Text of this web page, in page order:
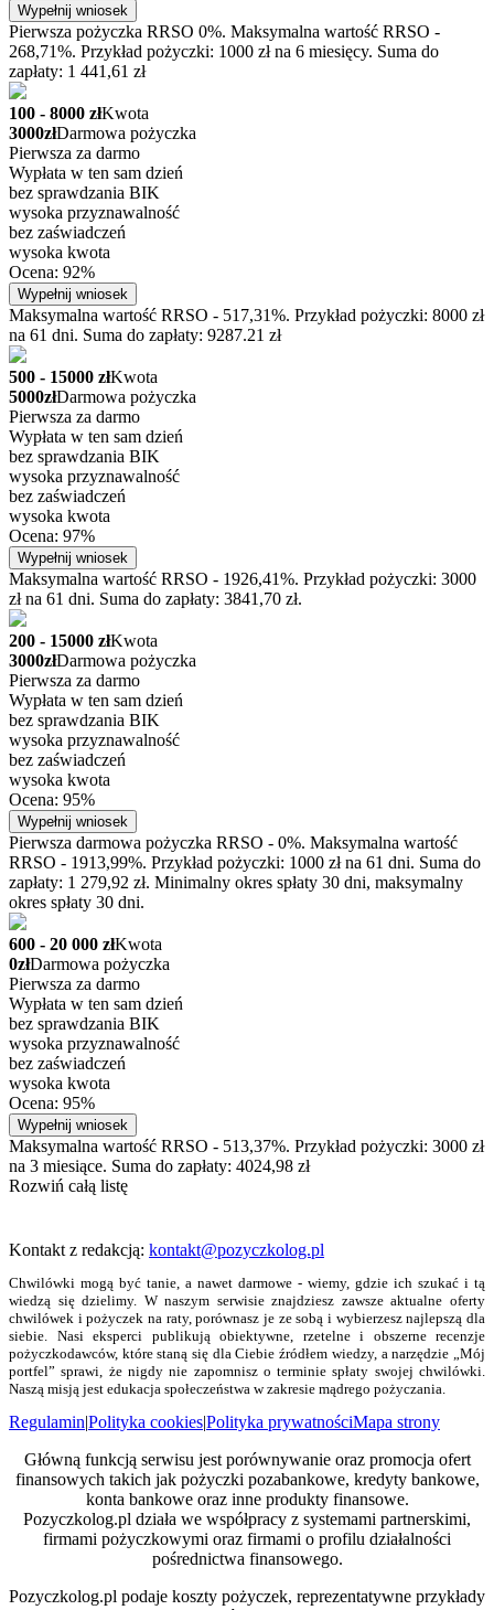
Wypełnij wniosek
Pierwsza pożyczka RRSO 0%. Maksymalna wartość RRSO -
268,71%. Przykład pożyczki: 1000 zł na 6 miesięcy. Suma do
zapłaty: 1 441,61 zł
100 - 8000 złKwota
3000złDarmowa pożyczka
Pierwsza za darmo
Wypłata w ten sam dzień
bez sprawdzania BIK
wysoka przyznawalność
bez zaświadczeń
wysoka kwota
Ocena: 92%
Wypełnij wniosek
Maksymalna wartość RRSO - 517,31%. Przykład pożyczki: 8000 zł
na 61 dni. Suma do zapłaty: 9287.21 zł
500 - 15000 złKwota
5000złDarmowa pożyczka
Pierwsza za darmo
Wypłata w ten sam dzień
bez sprawdzania BIK
wysoka przyznawalność
bez zaświadczeń
wysoka kwota
Ocena: 97%
Wypełnij wniosek
Maksymalna wartość RRSO - 1926,41%. Przykład pożyczki: 3000
zł na 61 dni. Suma do zapłaty: 3841,70 zł.
200 - 15000 złKwota
3000złDarmowa pożyczka
Pierwsza za darmo
Wypłata w ten sam dzień
bez sprawdzania BIK
wysoka przyznawalność
bez zaświadczeń
wysoka kwota
Ocena: 95%
Wypełnij wniosek
Pierwsza darmowa pożyczka RRSO - 0%. Maksymalna wartość
RRSO - 1913,99%. Przykład pożyczki: 1000 zł na 61 dni. Suma do
zapłaty: 1 279,92 zł. Minimalny okres spłaty 30 dni, maksymalny
okres spłaty 30 dni.
600 - 20 000 złKwota
0złDarmowa pożyczka
Pierwsza za darmo
Wypłata w ten sam dzień
bez sprawdzania BIK
wysoka przyznawalność
bez zaświadczeń
wysoka kwota
Ocena: 95%
Wypełnij wniosek
Maksymalna wartość RRSO - 513,37%. Przykład pożyczki: 3000 zł
na 3 miesiące. Suma do zapłaty: 4024,98 zł
Rozwiń całą listę
Kontakt z redakcją: kontakt@pozyczkolog.pl
Chwilówki mogą być tanie, a nawet darmowe - wiemy, gdzie ich szukać i tą
wiedzą się dzielimy. W naszym serwisie znajdziesz zawsze aktualne oferty
chwilówek i pożyczek na raty, porównasz je ze sobą i wybierzesz najlepszą dla
siebie. Nasi eksperci publikują obiektywne, rzetelne i obszerne recenzje
pożyczkodawców, które staną się dla Ciebie źródłem wiedzy, a narzędzie „Mój
portfel” sprawi, że nigdy nie zapomnisz o terminie spłaty swojej chwilówki.
Naszą misją jest edukacja społeczeństwa w zakresie mądrego pożyczania.
Regulamin|Polityka cookies|Polityka prywatnościMapa strony
Główną funkcją serwisu jest porównywanie oraz promocja ofert
finansowych takich jak pożyczki pozabankowe, kredyty bankowe,
konta bankowe oraz inne produkty finansowe.
Pozyczkolog.pl działa we współpracy z systemami partnerskimi,
firmami pożyczkowymi oraz firmami o profilu działalności
pośrednictwa finansowego.
Pozyczkolog.pl podaje koszty pożyczek, reprezentatywne przykłady